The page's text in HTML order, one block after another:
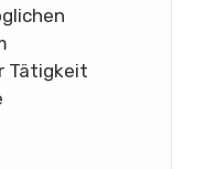
Tätigkeit